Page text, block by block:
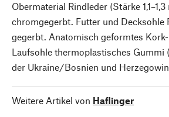
Obermaterial Rindleder (Stärke 1,1–1,3
chromgegerbt. Futter und Decksohle
gegerbt. Anatomisch geformtes
Laufsohle thermoplastisches Gummi
der Ukraine/Bosnien und
Weitere Artikel von Haflinger